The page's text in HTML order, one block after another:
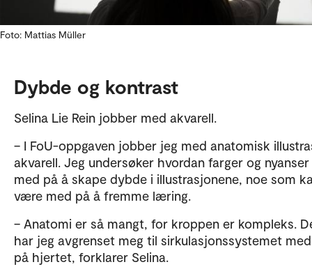
Foto: Mattias Müller
Dybde og kontrast
Selina Lie Rein jobber med akvarell.
– I FoU-oppgaven jobber jeg med anatomisk
akvarell. Jeg undersøker hvordan farger og
med på å skape dybde i illustrasjonene, noe som
være med på å fremme læring.
– Anatomi er så mangt, for kroppen er kompleks.
har jeg avgrenset meg til sirkulasjonssystemet
på hjertet, forklarer Selina.